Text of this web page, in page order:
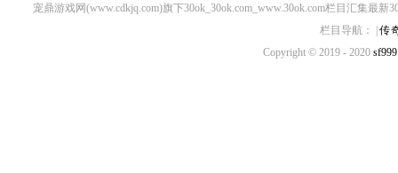
宠鼎游戏网(www.cdkjq.com)旗下30ok_30ok.com_www.30ok.com栏目汇集最
栏目导航： |传
Copyright © 2019 - 2020 sf999